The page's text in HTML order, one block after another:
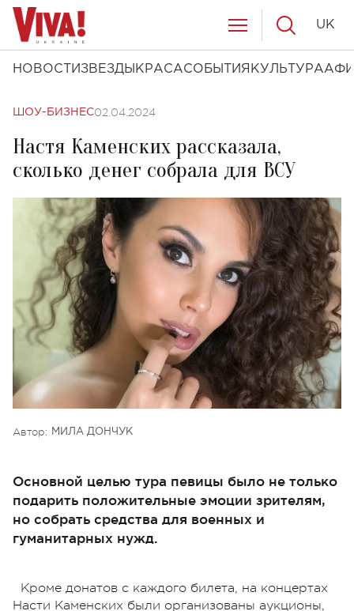
НОВОСТИ ЗВЕЗДЫ КРАСАСОБЫТИЯ КУЛЬТУРА
UK
ШОУ-БИЗНЕС02.04.2024
Настя Каменских рассказала,
сколько денег собрала для ВСУ
Автор: МИЛА ДОНЧУК
Основной целью тура певицы было не только
подарить положительные эмоции зрителям,
но собрать средства для военных и
гуманитарных нужд.
Кроме донатов с каждого билета, на концертах
Насти Каменских были организованы аукционы,